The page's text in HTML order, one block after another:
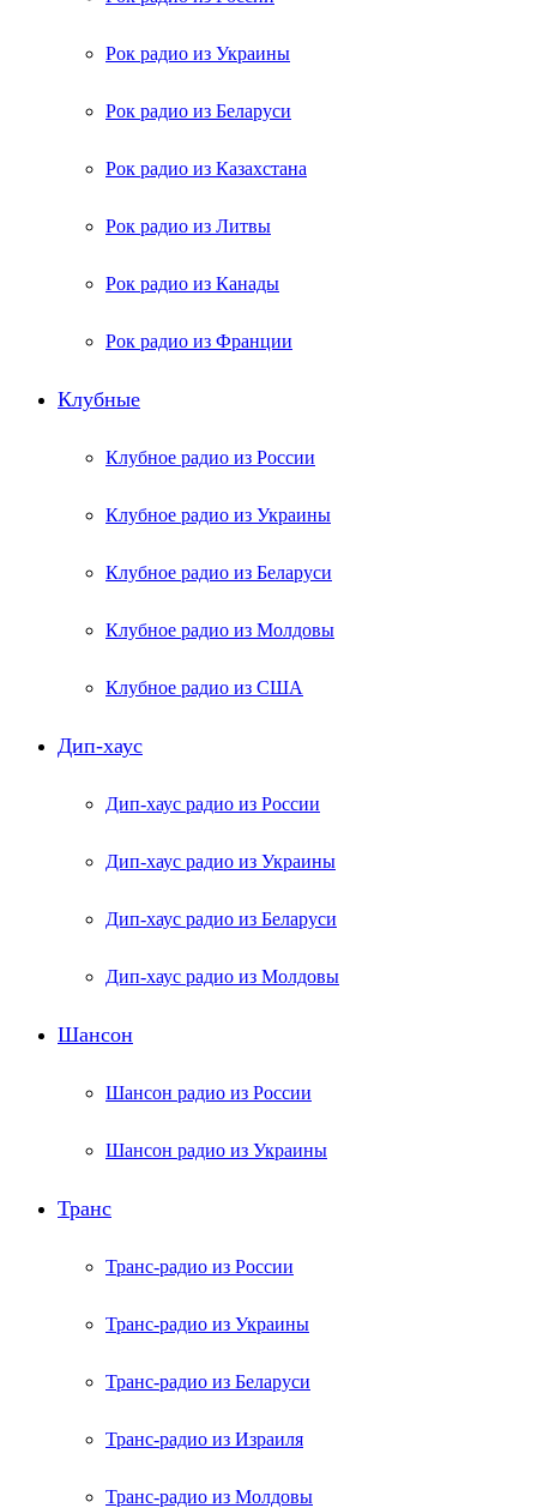
Рок радио из Украины
Рок радио из Беларуси
Рок радио из Казахстана
Рок радио из Литвы
Рок радио из Канады
Рок радио из Франции
Клубные
Клубное радио из России
Клубное радио из Украины
Клубное радио из Беларуси
Клубное радио из Молдовы
Клубное радио из США
Дип-хаус
Дип-хаус радио из России
Дип-хаус радио из Украины
Дип-хаус радио из Беларуси
Дип-хаус радио из Молдовы
Шансон
Шансон радио из России
Шансон радио из Украины
Транс
Транс-радио из России
Транс-радио из Украины
Транс-радио из Беларуси
Транс-радио из Израиля
Транс-радио из Молдовы